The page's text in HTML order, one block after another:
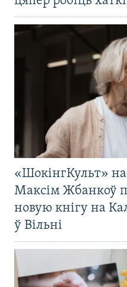
«ШокінгКульт»
Максім Жбанкоў
новую кнігу на
ў Вільні